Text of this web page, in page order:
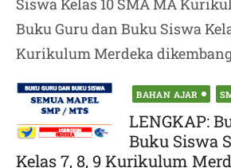
Siswa Kelas 10 SMA MA
Buku Guru dan Buku Siswa
Kurikulum Merdeka
Posted
on
BAHAN AJAR
LENGKAP:
Buku Siswa
Kelas 7, 8, 9 Kurikulum